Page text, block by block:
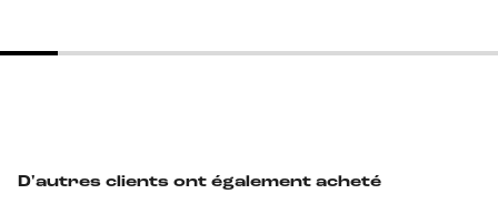
D'autres clients ont également acheté